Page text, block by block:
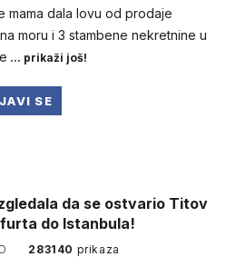
mama dala lovu od prodaje
moru i 3 stambene nekretnine u
... prikaži još!
SE
da se ostvario Titov
do Istanbula!
283140 prikaza